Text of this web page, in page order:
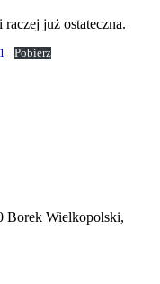
już ostateczna.
Pobierz
Borek Wielkopolski,